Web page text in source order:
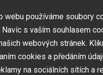
ples? Připravujete svatbu,
představení pro děti? Pak jste
Vám jednotlivé umělce
a firemních akcí.
webu používáme soubory
Navíc s vaším souhlasem
webových stránek.
cookies a předáním
na sociálních sítích a